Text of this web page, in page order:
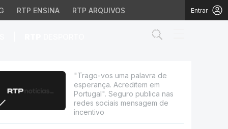
RTP ENSINA RTP ARQUIVOS Entrar
em Portugal".
"Trago-vos uma palavra de
esperança. Acreditem em
Portugal". Seguro publica nas
redes sociais mensagem de
incentivo